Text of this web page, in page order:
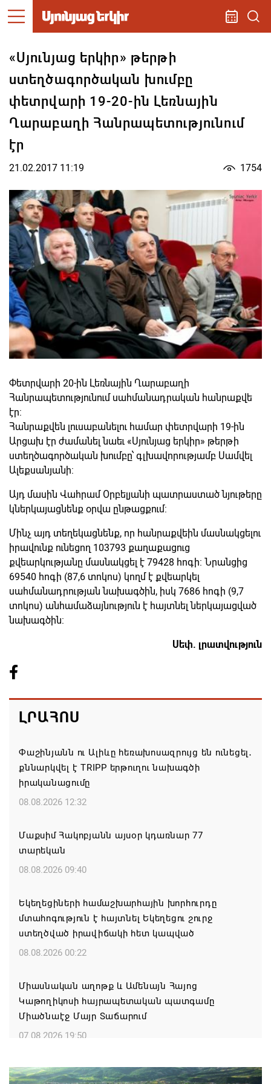
«Սյունյաց երկիր» թերթի
ստեղծագործական խումբը
փետրվարի 19-20-ին Լեռնային
Ղարաբաղի Հանրապետությունում
էր
21.02.2017 11:19 1754
Փետրվարի 20-ին Լեռնային Ղարաբաղի
Հանրապետությունում սահմանադրական հանրաքվե
էր:
Հանրաքվեն լուսաբանելու համար փետրվարի 19-ին
Արցախ էր ժամանել նաեւ «Սյունյաց երկիր» թերթի
ստեղծագործական խումբը՝ գլխավորությամբ Սամվել
Ալեքսանյանի:
Այդ մասին Վահրամ Օրբելյանի պատրաստած նյութերը
կներկայացնենք օրվա ընթացքում:
Մինչ այդ տեղեկացնենք, որ հանրաքվեին մասնակցելու
իրավունք ունեցող 103793 քաղաքացուց
քվեարկությանը մասնակցել է 79428 հոգի: Նրանցից
69540 հոգի (87,6 տոկոս) կողմ է քվեարկել
սահմանադրության նախագծին, իսկ 7686 հոգի (9,7
տոկոս) անհամաձայնություն է հայտնել ներկայացված
նախագծին:
Սեփ. լրատվություն
ԼՐԱՀՈՍ
Փաշինյանն ու Ալիևը հեռախոսազրույց են ունեցել․
քննարկվել է TRIPP երթուղու նախագծի
իրականացումը
08.08.2026 12:32
Մաքսիմ Հակոբյանն այսօր կդառնար 77
տարեկան
08.08.2026 09:40
Եկեղեցիների համաշխարհային խորհուրդը
մտահոգություն է հայտնել Եկեղեցու շուրջ
ստեղծված իրավիճակի հետ կապված
08.08.2026 00:22
Միասնական աղոթք և Ամենայն Հայոց
Կաթողիկոսի հայրապետական պատգամը
Միածնաէջ Մայր Տաճարում
07.08.2026 19:50
Ժամանակակից Բելառուսին պակասում է այն